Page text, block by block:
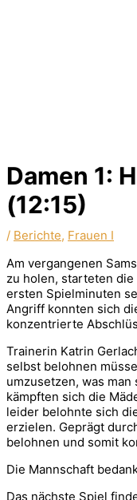
Damen 1:
(12:15)
/ Berichte, Frauen I
Am vergangenen
zu holen, starteten
ersten Spielminuten
Angriff konnten sich
konzentrierte
Trainerin Katrin
selbst belohnen
umzusetzen, was
kämpften sich die
leider belohnte sich
erzielen. Geprägt
belohnen und somit
Die Mannschaft
Das nächste Spiel